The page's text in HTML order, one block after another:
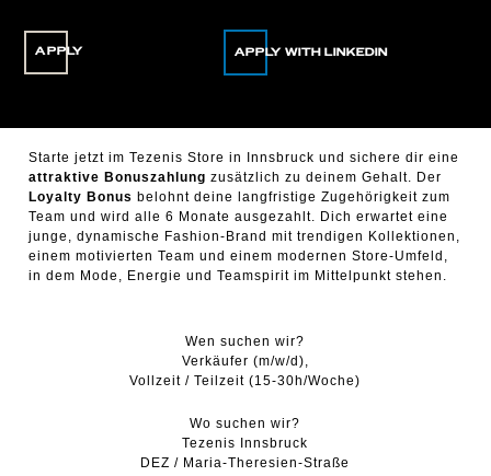
APPLY
Starte jetzt im Tezenis Store in Innsbruck und sichere dir eine
attraktive Bonuszahlung zusätzlich zu deinem Gehalt. Der
Loyalty Bonus belohnt deine langfristige Zugehörigkeit zum
Team und wird alle 6 Monate ausgezahlt. Dich erwartet eine
junge, dynamische Fashion-Brand mit trendigen Kollektionen,
einem motivierten Team und einem modernen Store-Umfeld,
in dem Mode, Energie und Teamspirit im Mittelpunkt stehen.
Wen suchen wir?
Verkäufer (m/w/d),
Vollzeit / Teilzeit (15-30h/Woche)
Wo suchen wir?
Tezenis Innsbruck
DEZ / Maria-Theresien-Straße